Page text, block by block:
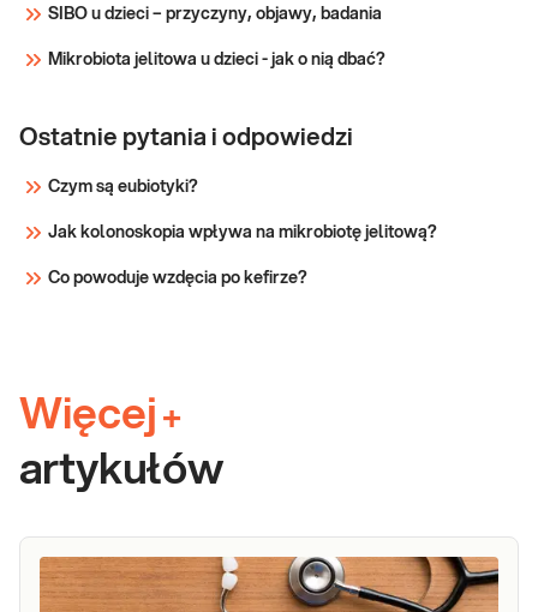
SIBO u dzieci – przyczyny, objawy, badania
Mikrobiota jelitowa u dzieci - jak o nią dbać?
Ostatnie pytania i odpowiedzi
Czym są eubiotyki?
Jak kolonoskopia wpływa na mikrobiotę jelitową?
Co powoduje wzdęcia po kefirze?
Więcej +
artykułów